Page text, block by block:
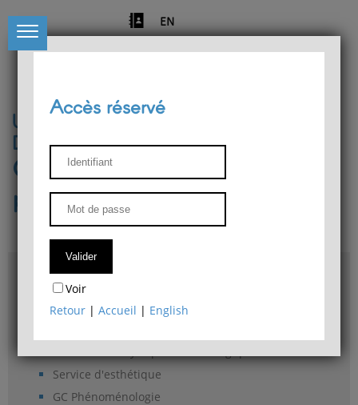
EN
Université de Liège
Département de philosophie
Centre de recherches
phénoménologiques
Accès & plans
Bibliothèque du Département de philosophie
Service d'esthétique
GC Phénoménologie
Accès réservé
Voir
Retour |Accueil | English